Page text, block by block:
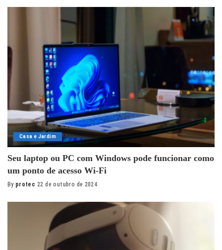
Casa e Jardim
Seu laptop ou PC com Windows pode funcionar como
um ponto de acesso Wi-Fi
Posted
By protec 22 de outubro de 2024